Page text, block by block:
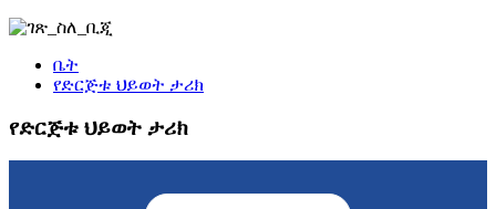
ቤት
የድርጅቱ ህይወት ታሪክ
የድርጅቱ ህይወት ታሪክ